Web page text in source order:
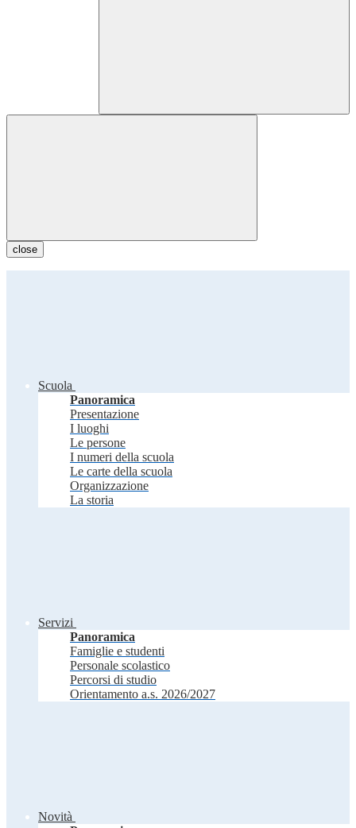
close
Scuola
Panoramica
Presentazione
I luoghi
Le persone
I numeri della scuola
Le carte della scuola
Organizzazione
La storia
Servizi
Panoramica
Famiglie e studenti
Personale scolastico
Percorsi di studio
Orientamento a.s. 2026/2027
Novità